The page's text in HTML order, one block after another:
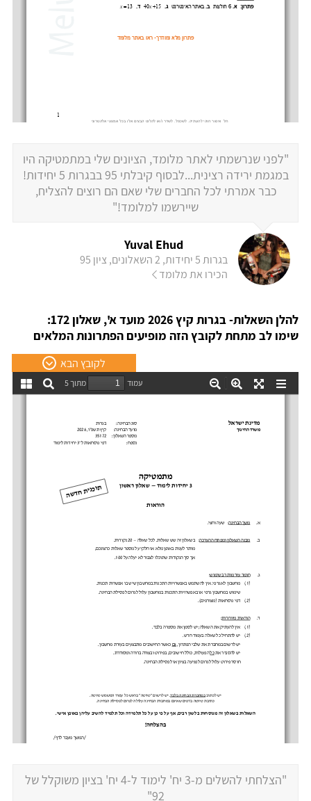
"לפני שנרשמתי לאתר מלומד, הציונים שלי במתמטיקה היו
במגמת ירידה רצינית...לבסוף קיבלתי 95 בבגרות 5 יחידות!
כבר אמרתי לכל החברים שלי שאם הם רוצים להצליח,
שיירשמו למלומד!"
Yuval Ehud
בגרות 5 יחידות, 2 השאלונים, ציון 95
הכירו את מלומד
להלן השאלות- בגרות קיץ 2026 מועד א', שאלון 172:
שימו לב מתחת לקובץ הזה מופיעים הפתרונות המלאים
לקובץ הבא
"הצלחתי להשלים מ-3 יח' לימוד ל-4 יח' בציון משוקלל של
92"